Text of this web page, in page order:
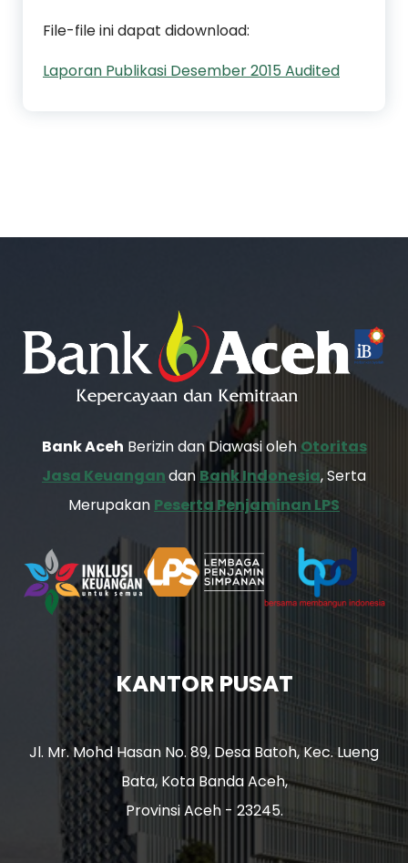
File-file ini dapat didownload:
Laporan Publikasi Desember 2015 Audited
Bank Aceh Berizin dan Diawasi oleh Otoritas
Jasa Keuangandan Bank Indonesia, Serta
Merupakan Peserta Penjaminan LPS
KANTOR PUSAT
Jl. Mr. Mohd Hasan No. 89, Desa Batoh, Kec. Lueng
Bata, Kota Banda Aceh,
Provinsi Aceh - 23245.